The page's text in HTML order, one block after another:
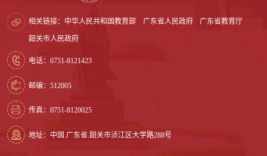
相关链接： 中华人民共和国教育部 广东省人民政府 广东省教育厅
韶关市人民政府
电话：0751-8121423
邮编：512005
传真：0751-8120025
地址：中国.广东省.韶关市浈江区大学路288号